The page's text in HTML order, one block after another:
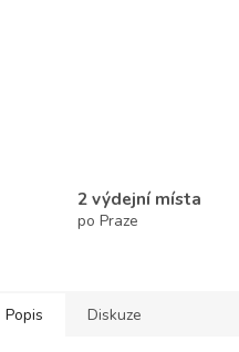
2 výdejní místa
po Praze
Popis Diskuze